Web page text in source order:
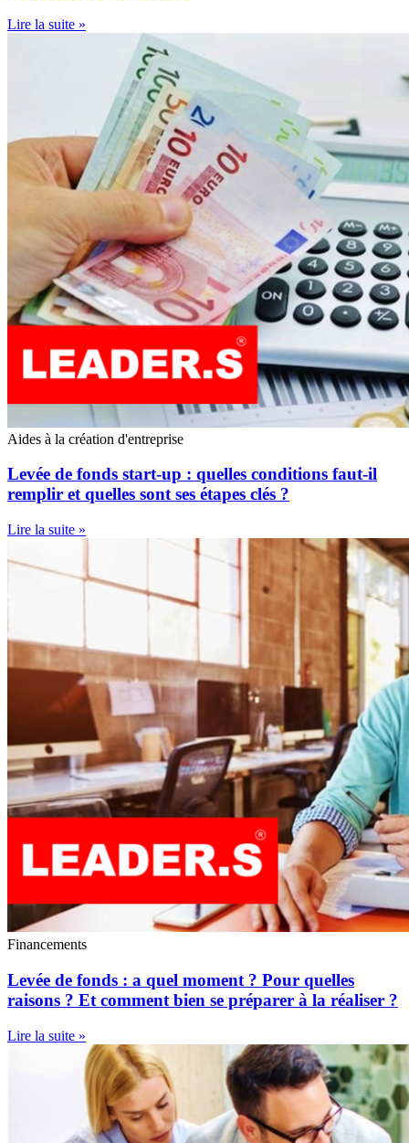
Lire la suite »
Aides à la création d'entreprise
Levée de fonds start-up : quelles conditions faut-il
remplir et quelles sont ses étapes clés ?
Lire la suite »
Financements
Levée de fonds : a quel moment ? Pour quelles
raisons ? Et comment bien se préparer à la réaliser ?
Lire la suite »